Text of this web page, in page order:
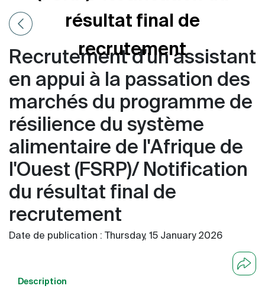
résultat final de
recrutement
Recrutement d'un assistant
en appui à la passation des
marchés du programme de
résilience du système
alimentaire de l'Afrique de
l'Ouest (FSRP)/ Notification
du résultat final de
recrutement
Date de publication : Thursday, 15 January 2026
Description